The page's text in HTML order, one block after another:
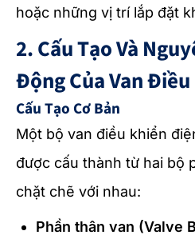
hoặc những vị trí lắp đặt
2. Cấu Tạo Và
Động Của Van
Cấu Tạo Cơ Bản
Một bộ van điều khiển
được cấu thành từ hai bộ
chặt chẽ với nhau:
Phần thân van (Valve